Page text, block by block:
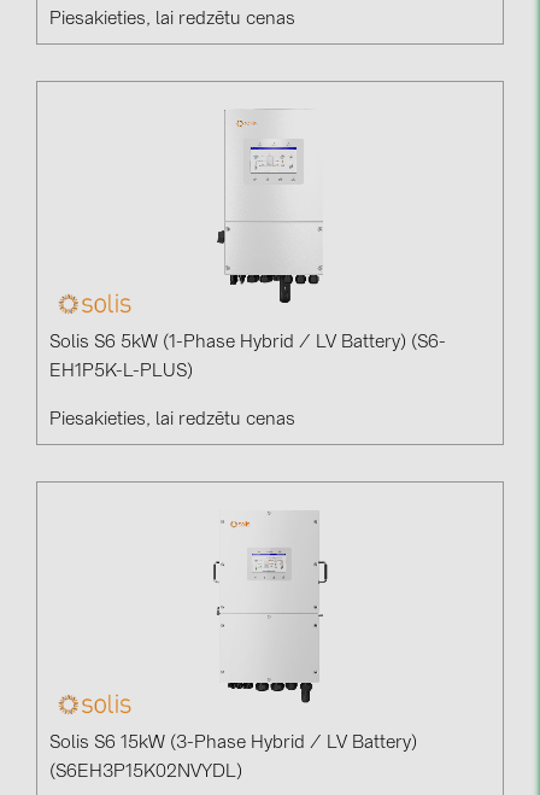
Piesakieties, lai redzētu cenas
Solis S6 5kW (1-Phase Hybrid / LV Battery) (S6-
EH1P5K-L-PLUS)
Piesakieties, lai redzētu cenas
Solis S6 15kW (3-Phase Hybrid / LV Battery)
(S6EH3P15K02NVYDL)